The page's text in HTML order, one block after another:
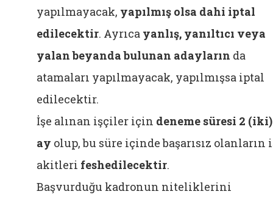
yapılmayacak, yapılmış olsa dahi iptal
edilecektir. Ayrıca yanlış, yanıltıcı veya
yalan beyanda bulunan adayların da
atamaları yapılmayacak, yapılmışsa iptal
edilecektir.
İşe alınan işçiler için deneme süresi 2 (iki)
ay olup, bu süre içinde başarısız olanların
akitleri feshedilecektir.
Başvurduğu kadronun niteliklerini